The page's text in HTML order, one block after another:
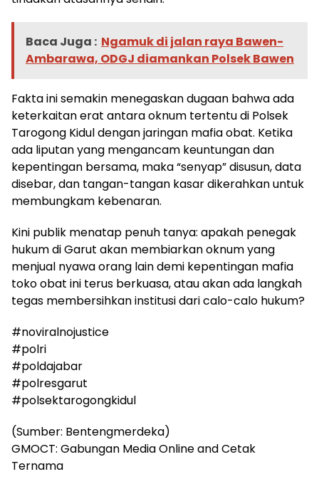
Baca Juga : Ngamuk di jalan raya Bawen-
Ambarawa, ODGJ diamankan Polsek Bawen
Fakta ini semakin menegaskan dugaan bahwa ada
keterkaitan erat antara oknum tertentu di Polsek
Tarogong Kidul dengan jaringan mafia obat. Ketika
ada liputan yang mengancam keuntungan dan
kepentingan bersama, maka “senyap” disusun, data
disebar, dan tangan-tangan kasar dikerahkan untuk
membungkam kebenaran.
Kini publik menatap penuh tanya: apakah penegak
hukum di Garut akan membiarkan oknum yang
menjual nyawa orang lain demi kepentingan mafia
toko obat ini terus berkuasa, atau akan ada langkah
tegas membersihkan institusi dari calo-calo hukum?
#noviralnojustice
#polri
#poldajabar
#polresgarut
#polsektarogongkidul
(Sumber: Bentengmerdeka)
GMOCT: Gabungan Media Online and Cetak
Ternama